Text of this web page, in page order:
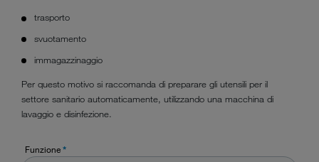
trasporto
svuotamento
immagazzinaggio
Per questo motivo si raccomanda di preparare gli utensili per il
settore sanitario automaticamente, utilizzando una macchina di
lavaggio e disinfezione.
Funzione*